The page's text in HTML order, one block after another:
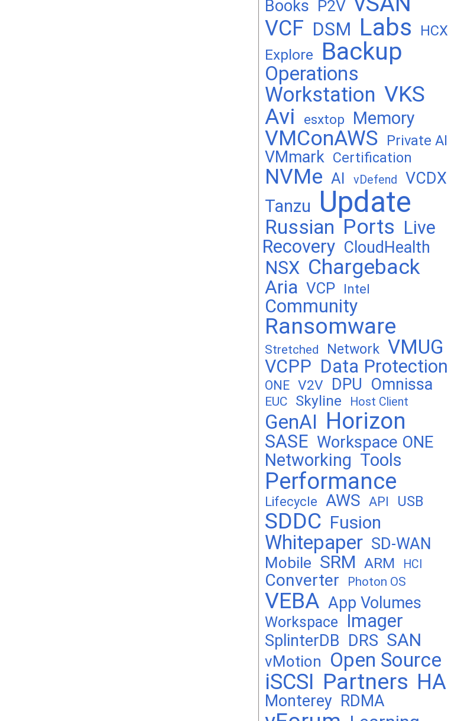
Books P2V
VCF DSM Labs HCX
Explore Backup
Operations
Workstation VKS
Avi
esxtop Memory
VMConAWS Private AI
VMmark Certification
NVMe AI vDefend VCDX
Tanzu Update
Russian Ports Live
Recovery CloudHealth
NSX Chargeback
Aria VCP Intel
Community
Ransomware
Stretched Network VMUG
VCPP Data Protection
ONE V2V DPU Omnissa
EUC Skyline Host Client
GenAI Horizon
SASE Workspace ONE
Networking Tools
Performance
Lifecycle AWS API USB
SDDC Fusion
Whitepaper SD-WAN
Mobile SRM ARM HCI
Converter Photon OS
VEBA App Volumes
Workspace Imager
SplinterDB DRS SAN
vMotion Open Source
iSCSI Partners HA
Monterey RDMA